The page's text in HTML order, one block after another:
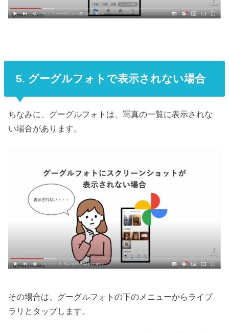
5. グーグルフォトで表示されない場合
ちなみに、グーグルフォトは、写真の一覧に表示されな
い場合があります。
その場合は、グーグルフォトの下のメニューからライブ
ラリとタップします。